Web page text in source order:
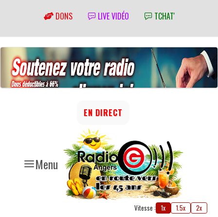
DONS LIVE VIDÉO TCHAT'
Menu
EN DIRECT
Vitesse : 1x 1.5x 2x